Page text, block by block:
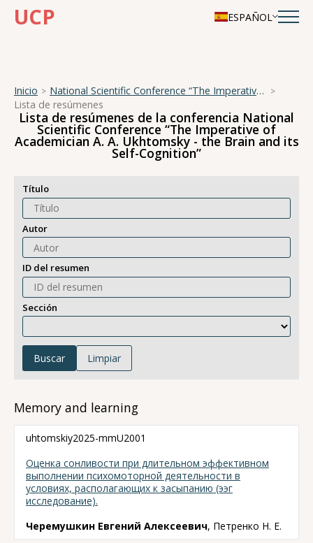
UCP ESPAÑOL
Inicio
National Scientific Conference “The Imperative of Academician A. A. Ukhtomsky - the Brain and its Self-Cognition”
Lista de resúmenes
Lista de resúmenes de la conferencia National
Scientific Conference “The Imperative of
Academician A. A. Ukhtomsky - the Brain and its
Self-Cognition”
Título
Autor
ID del resumen
Sección
Buscar Limpiar
Memory and learning
uhtomskiy2025-mmU2001
Оценка сонливости при длительном эффективном
выполнении психомоторной деятельности в
условиях, располагающих к засыпанию (ээг
исследование).
Черемушкин Евгений Алексеевич, Петренко Н. Е.